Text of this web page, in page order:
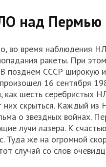
над Пермью
во время наблюдения
ракеты. При
позднем СССР широкую
16 сентября
как шесть серебристых
них скрыться. Каждый
о звездных войнах.
лучи лазера. К
Туда же на огромной
случай со слов